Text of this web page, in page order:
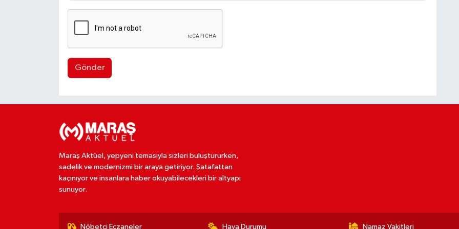
Gönder
Maraş Aktüel, yepyeni temasıyla sizleri buluştururken,
sadelik ve modernizmi bir araya getiriyor. Şatafattan
kaçınıyor ve insanlara haber okuyabilecekleri bir altyapı
sunuyor.
Nöbetçi Eczaneler Hava Durumu Namaz Vakitleri